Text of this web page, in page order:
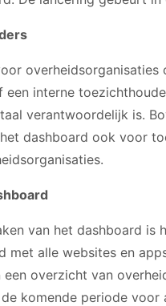
interne
verantwoordelijk is.
dashboard ook voor
van het dashboard
met alle websites en
overzicht van
komende periode